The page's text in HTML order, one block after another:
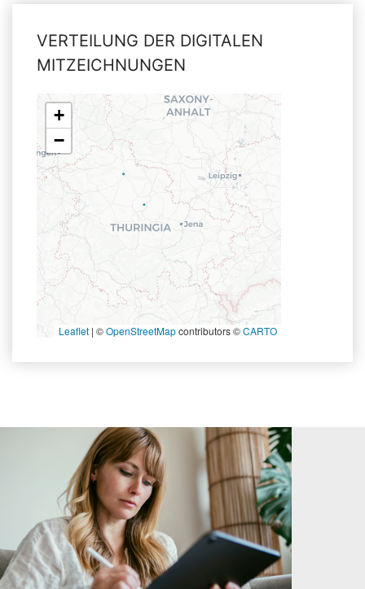
VERTEILUNG DER DIGITALEN
MITZEICHNUNGEN
+
−
Leaflet | ©OpenStreetMapcontributors ©CARTO